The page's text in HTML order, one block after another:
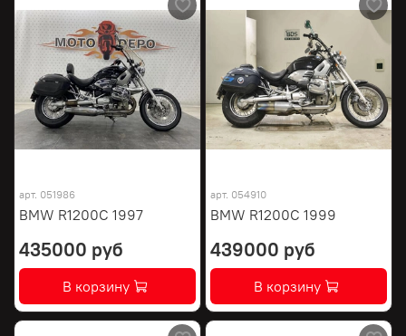
арт. 051986
BMW R1200C 1997
435000 руб
В корзину
арт. 054910
BMW R1200C 1999
439000 руб
В корзину